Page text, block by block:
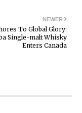
NEWER
To Global Glory:
Single-malt Whisky
Enters Canada